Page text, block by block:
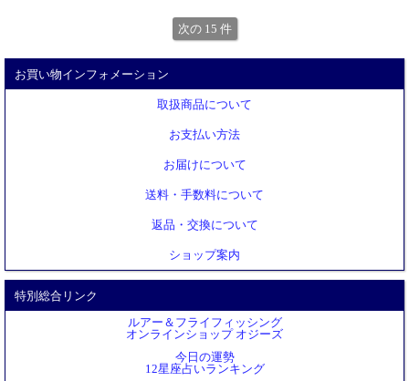
次の 15 件
お買い物インフォメーション
取扱商品について
お支払い方法
お届けについて
送料・手数料について
返品・交換について
ショップ案内
特別総合リンク
ルアー＆フライフィッシング
オンラインショップ オジーズ
今日の運勢
12星座占いランキング